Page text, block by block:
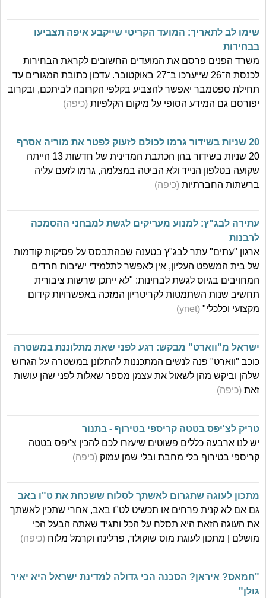
שימו לב לתאריך: המועד הקריטי שייקבע איפה תצביעו
בבחירות
משרד הפנים פרסם את המועדים החשובים לקראת הבחירות
לכנסת ה־26 שייערכו ב־27 באוקטובר. עדכון כתובת המגורים עד
תחילת ספטמבר יאפשר להצביע בקלפי הקרובה לביתכם, ובקרוב
יפורסם גם המידע הסופי על מיקום הקלפיות (כיפה)
20 שניות בשידור גרמו לכולם לזעוק לפטר את מוריה אסרף
20 שניות בשידור בהן הכתבת המדינית של חדשות 13 הייתה
שקועה בטלפון הנייד ולא הביטה במצלמה, גרמו לזעם עליה
ברשתות החברתיות (כיפה)
עתירה לבג"ץ: למנוע מעריקים לגשת למבחני ההסמכה
לרבנות
ארגון "עִתים" עתר לבג"ץ בטענה שבהתבסס על פסיקות קודמות
של בית המשפט העליון, אין לאפשר לתלמידי ישיבות חרדים
המחויבים בגיוס לגשת לבחינות: "לא ייתכן שרשות ציבורית
תחשיב שנות השתמטות לקריטריון המזכה באפשרויות קידום
מקצועי וכלכלי" (ynet)
ישראל מ"ווארט" מבקש: רגע לפני שאת מתלוננת במשטרה
כוכב "ווארט" פנה לנשים המתכננות להתלונן במשטרה על הגרוש
שלהן וביקש מהן לשאול את עצמן מספר שאלות לפני שהן עושות
זאת (כיפה)
טריק לצ'יפס בטטה קריספי בטירוף - בתנור
יש לנו ארבעה כללים פשוטים שיעזרו לכם להכין צ'יפס בטטה
קריספי בטירוף בלי מחבת ובלי שמן עמוק (כיפה)
מתכון לעוגה שתגרום לאשתך לסלוח ששכחת את ט"ו באב
גם אם לא קנית פרחים או תכשיט לט"ו באב, אחרי שתכין לאשתך
את העוגה הזאת היא תסלח על הכל ותגיד שאתה הבעל הכי
מושלם | מתכון לעוגת מוס שוקולד, פרלינה וקרמל מלוח (כיפה)
"חמאס? איראן? הסכנה הכי גדולה למדינת ישראל היא יאיר
גולן"